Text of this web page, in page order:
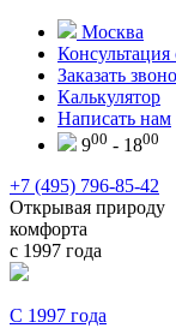
Москва
Консультация
Заказать
Калькулятор
Написать нам
900 - 1800
+7 (495) 796-85-42
Открывая природу
комфорта
с 1997 года
С 1997 года